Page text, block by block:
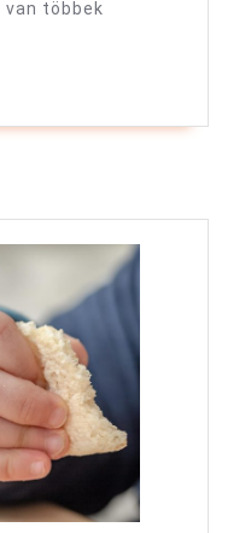
van többek